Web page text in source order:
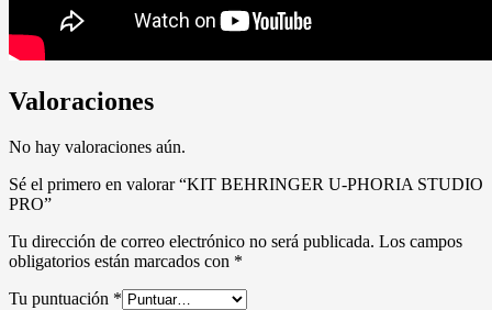
Valoraciones
No hay valoraciones aún.
Sé el primero en valorar “KIT BEHRINGER U-PHORIA STUDIO
PRO”
Tu dirección de correo electrónico no será publicada. Los campos
obligatorios están marcados con *
Tu puntuación *